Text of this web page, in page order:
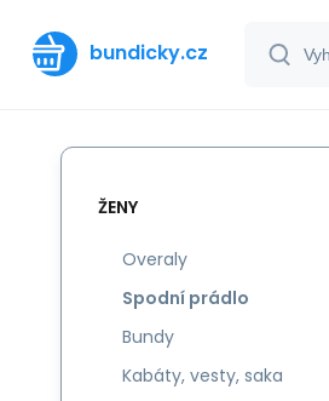
bundicky.cz
ŽENY
Overaly
Spodní prádlo
Bundy
Kabáty, vesty, saka